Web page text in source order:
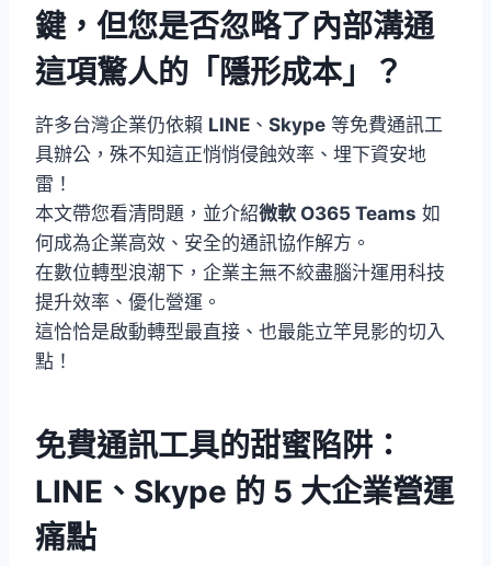
鍵，但您是否忽略了內部溝通
這項驚人的「隱形成本」？
許多台灣企業仍依賴 LINE 、 Skype 等免費通訊工
具辦公，殊不知這正悄悄侵蝕效率、埋下資安地
雷！
本文帶您看清問題，並介紹微軟 O365 Teams 如
何成為企業高效、安全的通訊協作解方。
在數位轉型浪潮下，企業主無不絞盡腦汁運用科技
提升效率、優化營運。
這恰恰是啟動轉型最直接、也最能立竿見影的切入
點！
免費通訊工具的甜蜜陷阱：
LINE、Skype 的 5 大企業營運
痛點